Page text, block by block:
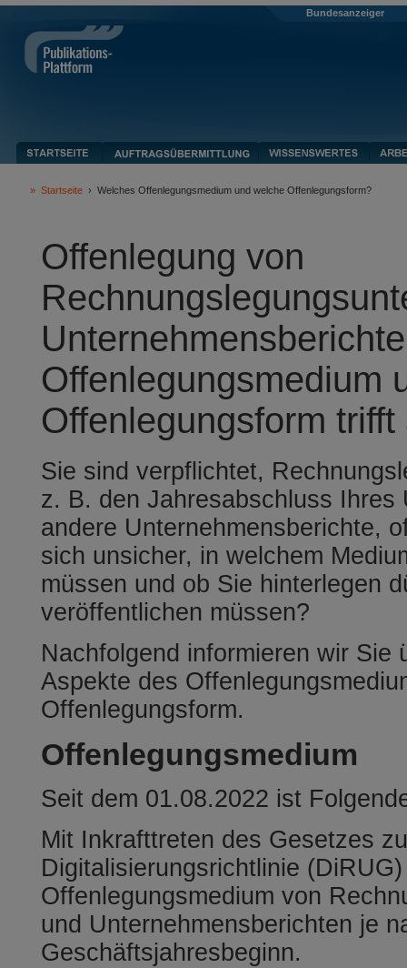
Bundesanzeiger
» Startseite › Welches Offenlegungsmedium und welche Offenlegungsform?
Offenlegung von
Offenlegungsmedium
Offenlegungsform
Sie sind verpflichtet,
z. B. den Jahresabschluss Ihres
andere Unternehmensberichte,
sich unsicher, in welchem
müssen und ob Sie hinterlegen
veröffentlichen müssen?
Nachfolgend informieren wir Sie
Aspekte des
Offenlegungsform.
Offenlegungsmedium
Seit dem 01.08.2022 ist
Mit Inkrafttreten des Gesetzes
Digitalisierungsrichtlinie
Offenlegungsmedium von
und Unternehmensberichten je
Geschäftsjahresbeginn.